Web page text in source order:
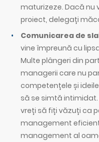
maturizeze. Dacă nu
proiect, delegați
Comunicarea de
vine împreună cu
Multe plângeri din
managerii care nu
competențele și
să se simtă intimidat.
vreți să fiți văzuți ca
management
management al